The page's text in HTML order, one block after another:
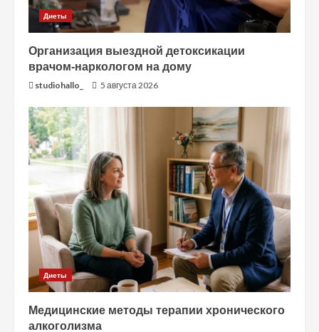
Диеты
Организация выездной детоксикации
врачом-наркологом на дому
studiohallo_ 5 августа 2026
Диеты
Медицинские методы терапии хронического
алкоголизма